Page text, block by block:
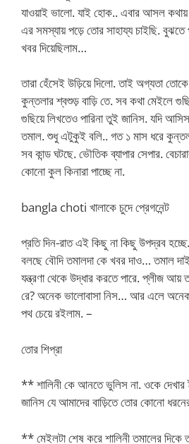
যাওয়াই ভালো. যাই হোক.. এবার আসল
এর সমস্যায় পড়ে তোর সাহায্য চাইছি. বুঝতে
খবর দিয়েছিলাম…
তারা হেঁসেই উড়িয়ে দিলো. তাই অগ্যতা
কুন্তলার শ্বশুড় বাড়ি তে. সব কথা মেইলে
গুছিয়ে লিখতেও পারিনা তুই জানিস. যদি
তমাল. শুধু এটুকুই বলি.. গত ১ মাস ধরে
সব কান্ড ঘটছে. ভৌতিক ব্যাপার সেপার.
কোনো কুল কিনারা পাচ্ছে না.
bangla choti খালাকে চুদে প্রেগনেন্ট
প্রতি দিন-রাত এই কিছু না কিছু উপদ্রব
বলছে বৌদি তমালদা কে খবর দাও… তমাল
যন্ত্রণা থেকে উদ্ধার করতে পারে. প্লীজ
রে? অনেক ভালোবাসা নিস… আর এলে
পথ চেয়ে রইলাম. –
তোর শিপ্রা
** শালিনী কে আনতে ভুলিস না. ওকে
জানিস যে আমাদের বাড়িতে তোর কোনো
** মেইলটা শেষ করে শালিনী তমালের